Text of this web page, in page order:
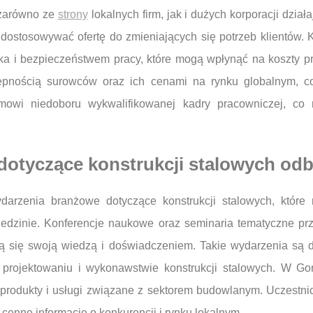
ze stronylokalnych firm, jak i dużych korporacji
ofertę do zmieniających się potrzeb klientów.
i bezpieczeństwem pracy, które mogą wpłynąć na koszty
surowców oraz ich cenami na rynku globalnym,
niedoboru wykwalifikowanej kadry pracowniczej,
konstrukcji stalowych
branżowe dotyczące konstrukcji stalowych,
Konferencje naukowe oraz seminaria tematyczne
się swoją wiedzą i doświadczeniem. Takie wydarzenia są
i wykonawstwie konstrukcji stalowych. W
i usługi związane z sektorem budowlanym.